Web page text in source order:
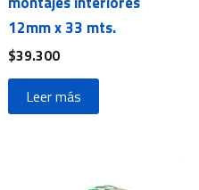
12mm x 33 mts.
$39.300
Leer más